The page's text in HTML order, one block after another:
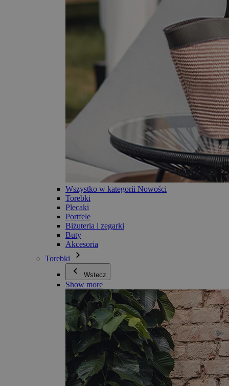
Wszystko w kategorii Nowości
Torebki
Plecaki
Portfele
Biżuteria i zegarki
Buty
Akcesoria
Torebki
Wstecz
Show more